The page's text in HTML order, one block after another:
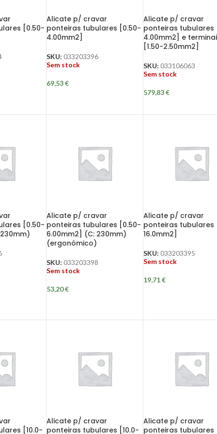
[0.50-
Alicate p/ cravar
ponteiras tubulares [0.50-
4.00mm2]
SKU:033203396
Sem stock
69,53€
Alicate p/ cravar
ponteiras tubulares
4.00mm2] e
[1.50-2.50mm2]
SKU:033106063
Sem stock
579,83€
[0.50-
Alicate p/ cravar
ponteiras tubulares [0.50-
6.00mm2] (C: 230mm)
(ergonómico)
SKU:033203398
Sem stock
53,20€
Alicate p/ cravar
ponteiras tubulares
16.0mm2]
SKU:033203395
Sem stock
19,71€
[10.0-
Alicate p/ cravar
ponteiras tubulares [10.0-
Alicate p/ cravar
ponteiras tubulares